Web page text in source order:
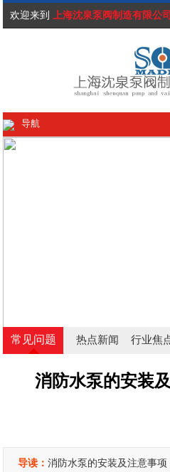
欢迎来到 上海沈泉泵阀制造有限公司
导航
常见问题 热点新闻 行业焦
消防水泵的安装
导读：消防水泵的安装及注意事